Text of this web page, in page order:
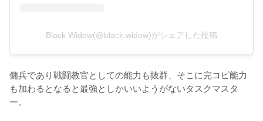
Black Widow(@black.widow)がシェアした投稿
傭兵であり戦闘教官としての能力も抜群、そこに完コピ能力
も加わるとなると最強としかいいようがないタスクマスタ
ー。